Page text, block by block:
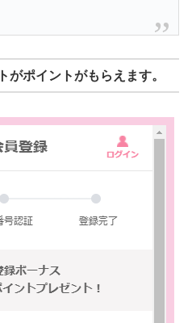
がポイントがもらえます。